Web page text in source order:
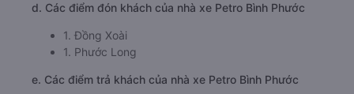
d. Các điểm đón khách của nhà xe Petro Bình Phước
1. Đồng Xoài
1. Phước Long
e. Các điểm trả khách của nhà xe Petro Bình Phước